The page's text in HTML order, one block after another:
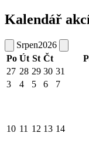
Kalendář
Srpen2026
Po Út St Čt
27 28 29 30 31
3
4 5 6 7
10 11 12 13 14